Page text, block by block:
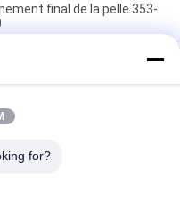
final de la pelle 353-
final moteur
d'entraînement final
de roulement à
for?